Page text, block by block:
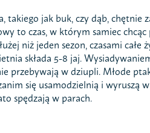
takiego jak buk, czy dąb, chętnie
to czas, w którym samiec chcąc
niż jeden sezon, czasami całe
składa 5-8 jaj.
przebywają w dziupli. Młode
się usamodzielnią i wyruszą
spędzają w parach.